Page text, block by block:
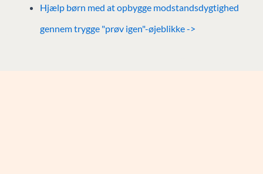
Hjælp børn med at opbygge modstandsdygtighed
gennem trygge "prøv igen"-øjeblikke ->